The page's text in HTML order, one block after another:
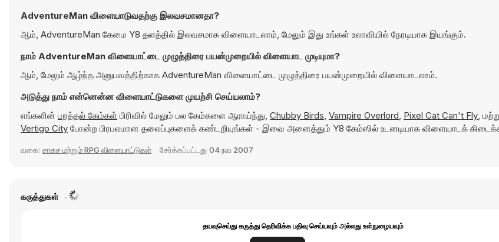
AdventureMan விளையாடுவதற்கு இலவசமானதா?
ஆம், AdventureMan கேமை Y8 தளத்தில் இலவசமாக விளையாடலாம், மேலும் இது உங்கள் உலாவியில் நேரடியாக இயங்கும்.
நாம் AdventureMan விளையாட்டை முழுத்திரை பயன்முறையில் விளையாட முடியுமா?
ஆம், மேலும் ஆழ்ந்த அனுபவத்திற்காக AdventureMan விளையாட்டை முழுத்திரை பயன்முறையில் விளையாடலாம்.
அடுத்து நாம் என்னென்ன விளையாட்டுகளை முயற்சி செய்யலாம்?
எங்களின் பறத்தல் கேம்கள் பிரிவில் மேலும் பல கேம்களை ஆராய்ந்து, Chubby Birds, Vampire Overlord, Pixel Cat Can't Fly,
Vertigo City போன்ற பிரபலமான தலைப்புகளைக் கண்டறியுங்கள் - இவை அனைத்தும் Y8 கேம்ஸில் உடனடியாக விளையாடக்
வகை: சாகச மற்றும் RPG விளையாட்டுகள் சேர்க்கப்பட்டது 04 நவ 2007
கருத்துகள்
தயவுசெய்து கருத்து தெரிவிக்க பதிவு செய்யவும் அல்லது உள்நுழையவும்